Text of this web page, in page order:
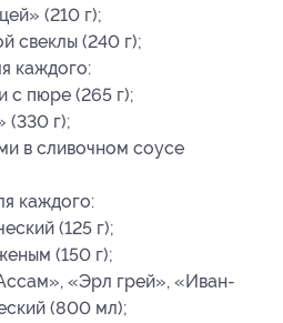
(210 г);
свеклы (240 г);
каждого:
с пюре (265 г);
(330 г);
в сливочном соусе
каждого:
(125 г);
(150 г);
«Эрл грей», «Иван-
(800 мл);